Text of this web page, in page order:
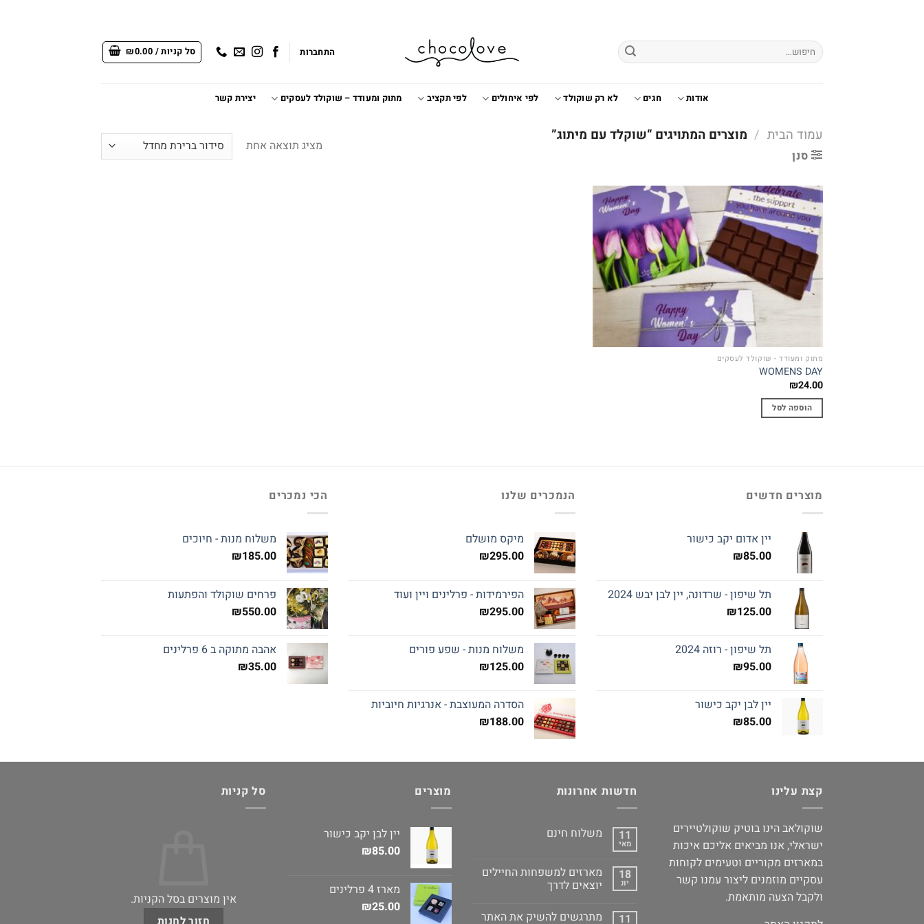
חיפוש
עבור:
התחברות סל קניות / ₪0.00
אודות חגים לא רק שוקולד לפי איחולים לפי תקציב מתוק ומעודד – שוקולד לעסקים יצירת קשר
עמוד הבית / מוצרים המתויגים “שוקלד עם מיתוג”
סנן
מציג תוצאה אחת
Add to
wishlist
מתוק ומעודד - שוקולד לעסקים
WOMENS DAY
₪24.00
הוספה לסל
מוצרים חדשים
יין אדום יקב כישור
₪85.00
תל שיפון - שרדונה, יין לבן יבש 2024
₪125.00
תל שיפון - רוזה 2024
₪95.00
יין לבן יקב כישור
₪85.00
הנמכרים שלנו
מיקס מושלם
₪295.00
הפירמידות - פרלינים ויין ועוד
₪295.00
משלוח מנות - שפע פורים
₪125.00
הסדרה המעוצבת - אנרגיות חיוביות
₪188.00
הכי נמכרים
משלוח מנות - חיוכים
₪185.00
פרחים שוקולד והפתעות
₪550.00
אהבה מתוקה ב 6 פרלינים
₪35.00
קצת עלינו
שוקולאב הינו בוטיק שוקולטיירים
ישראלי, אנו מביאים אליכם איכות
במארזים מקוריים וטעימים לקוחות
עסקיים מוזמנים ליצור עמנו קשר
ולקבל הצעה מותאמת.
חדשות אחרונות
11
מאי
משלוח חינם
18
יונ
מארזים למשפחות החיילים
יוצאים לדרך
11 מתרגשים להשיק את האתר
מוצרים
יין לבן יקב כישור
₪85.00
מארז 4 פרלינים
₪25.00
סל קניות
אין מוצרים בסל הקניות.